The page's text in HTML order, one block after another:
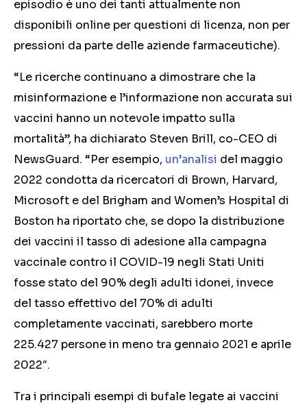
episodio è uno dei tanti attualmente non
disponibili online per questioni di licenza, non per
pressioni da parte delle aziende farmaceutiche).
“Le ricerche continuano a dimostrare che la
misinformazione e l’informazione non accurata sui
vaccini hanno un notevole impatto sulla
mortalità”, ha dichiarato Steven Brill, co-CEO di
NewsGuard. “Per esempio, un’analisi del maggio
2022 condotta da ricercatori di Brown, Harvard,
Microsoft e del Brigham and Women’s Hospital di
Boston ha riportato che, se dopo la distribuzione
dei vaccini il tasso di adesione alla campagna
vaccinale contro il COVID-19 negli Stati Uniti
fosse stato del 90% degli adulti idonei, invece
del tasso effettivo del 70% di adulti
completamente vaccinati, sarebbero morte
225.427 persone in meno tra gennaio 2021 e aprile
2022″.
Tra i principali esempi di bufale legate ai vaccini